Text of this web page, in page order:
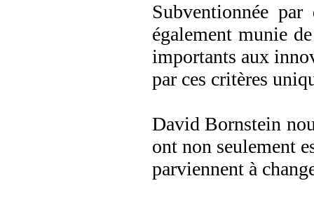
Subventionnée
également munie
importants aux
par ces critères
David Bornstein
ont non seulement
parviennent à